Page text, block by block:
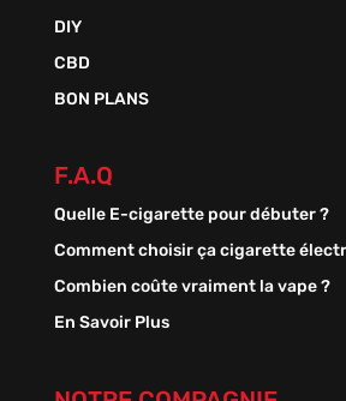
DIY
CBD
BON PLANS
F.A.Q
Quelle E-cigarette pour débuter ?
Comment choisir ça cigarette
Combien coûte vraiment la vape ?
En Savoir Plus